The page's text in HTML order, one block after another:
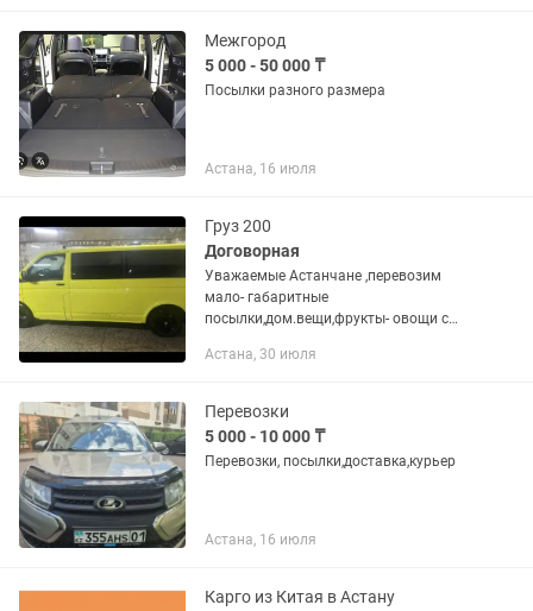
Межгород
5 000 - 50 000 ₸
Посылки разного размера
Астана, 16 июля
Груз 200
Договорная
Уважаемые Астанчане ,перевозим
мало- габаритные
посылки,дом.вещи,фрукты- овощи с
поместится.Есть доставка с Пушкина
Марат.По цене...
Астана, 30 июля
Перевозки
5 000 - 10 000 ₸
Перевозки, посылки,доставка,курьер
Астана, 16 июля
Карго из Китая в Астану